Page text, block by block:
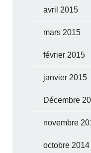
avril 2015
mars 2015
février 2015
janvier 2015
Décembre
novembre
octobre 2014